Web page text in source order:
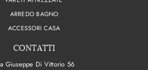
ARREDO BAGNO
ACCESSORI CASA
CONTATTI
Giuseppe Di Vittorio 56